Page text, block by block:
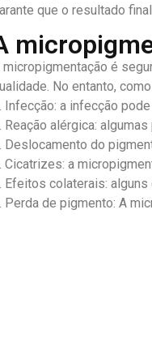
que o resultado
micropigmentação é
No entanto,
Infecção: a infecção
Reação alérgica:
Deslocamento do
Cicatrizes: a
Efeitos colaterais:
Perda de pigmento: A